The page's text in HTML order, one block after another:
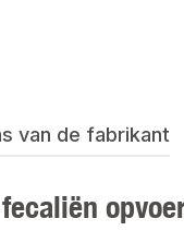
van de fabrikant